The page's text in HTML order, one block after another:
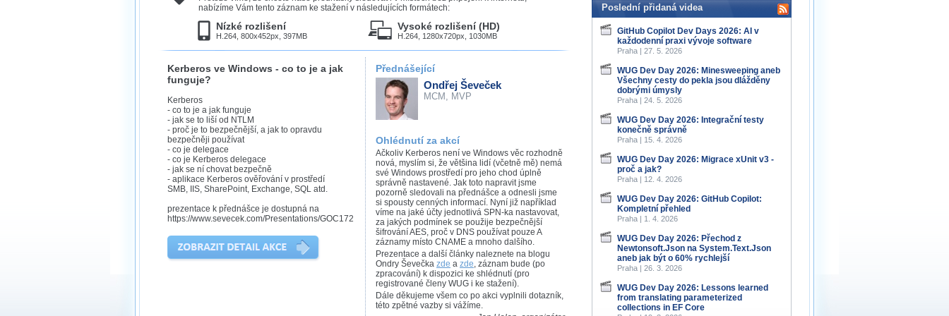
nabízíme Vám tento záznam ke stažení v následujících formátech:
Nízké rozlišení
H.264, 800x452px, 397MB
Vysoké rozlišení (HD)
H.264, 1280x720px, 1030MB
Kerberos ve Windows - co to je a jak
funguje?
Kerberos
- co to je a jak funguje
- jak se to liší od NTLM
- proč je to bezpečnější, a jak to opravdu
bezpečněji používat
- co je delegace
- co je Kerberos delegace
- jak se ní chovat bezpečně
- aplikace Kerberos ověřování v prostředí
SMB, IIS, SharePoint, Exchange, SQL atd.
prezentace k přednášce je dostupná na
https://www.sevecek.com/Presentations/GOC172
Přednášející
Ondřej Ševeček
MCM, MVP
Ohlédnutí za akcí
Ačkoliv Kerberos není ve Windows věc rozhodně
nová, myslím si, že většina lidí (včetně mě) nemá
své Windows prostředí pro jeho chod úplně
správně nastavené. Jak toto napravit jsme
pozorně sledovali na přednášce a odnesli jsme
si spousty cenných informací. Nyní již například
víme na jaké účty jednotlivá SPN-ka nastavovat,
za jakých podmínek se použije bezpečnější
šifrování AES, proč v DNS používat pouze A
záznamy místo CNAME a mnoho dalšího.
Prezentace a další články naleznete na blogu
Ondry Ševečka zde a zde, záznam bude (po
zpracování) k dispozici ke shlédnutí (pro
registrované členy WUG i ke stažení).
Dále děkujeme všem co po akci vyplnili dotazník,
této zpětné vazby si vážíme.
Poslední přidaná videa
GitHub Copilot Dev Days 2026: AI v
každodenní praxi vývoje software
Praha | 27. 5. 2026
WUG Dev Day 2026: Minesweeping aneb
Všechny cesty do pekla jsou dlážděny
dobrými úmysly
Praha | 24. 5. 2026
WUG Dev Day 2026: Integrační testy
konečně správně
Praha | 15. 4. 2026
WUG Dev Day 2026: Migrace xUnit v3 -
proč a jak?
Praha | 12. 4. 2026
WUG Dev Day 2026: GitHub Copilot:
Kompletní přehled
Praha | 1. 4. 2026
WUG Dev Day 2026: Přechod z
Newtonsoft.Json na System.Text.Json
aneb jak být o 60% rychlejší
Praha | 26. 3. 2026
WUG Dev Day 2026: Lessons learned
from translating parameterized
collections in EF Core